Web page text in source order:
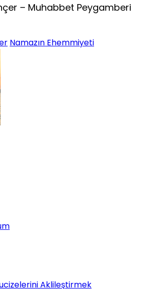
– Muhabbet Peygamberi
Namazın Ehemmiyeti
Aklileştirmek